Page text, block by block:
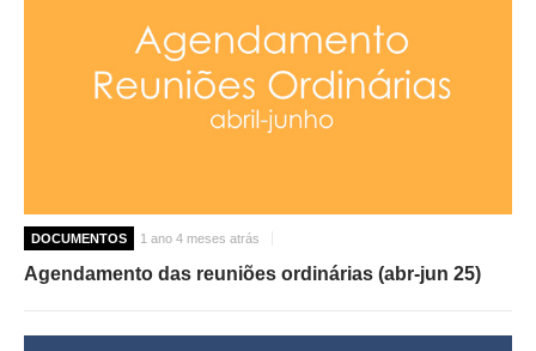
DOCUMENTOS 1 ano 4 meses atrás
Agendamento das reuniões ordinárias (abr-jun 25)